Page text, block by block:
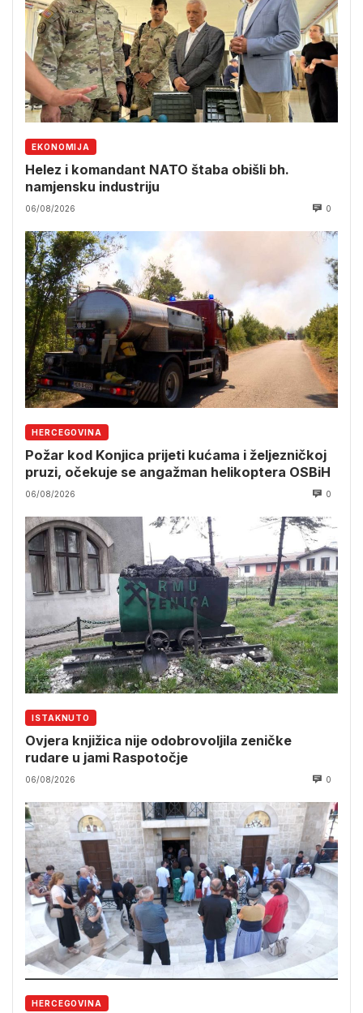
EKONOMIJA
Helez i komandant NATO štaba obišli bh.
namjensku industriju
06/08/2026 0
HERCEGOVINA
Požar kod Konjica prijeti kućama i željezničkoj
pruzi, očekuje se angažman helikoptera OSBiH
06/08/2026 0
ISTAKNUTO
Ovjera knjižica nije odobrovoljila zeničke
rudare u jami Raspotočje
06/08/2026 0
HERCEGOVINA